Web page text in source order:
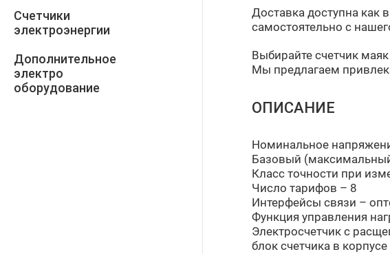
Счетчики
электроэнергии
Дополнительное
электро
оборудование
Доставка доступна как
самостоятельно с
Выбирайте счетчик
Мы предлагаем
ОПИСАНИЕ
Номинальное
Базовый
Класс точности при
Число тарифов – 8
Интерфейсы связи –
Функция управления
Электросчетчик с
блок счетчика в